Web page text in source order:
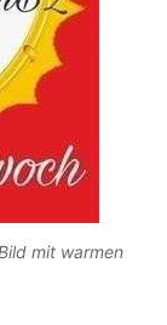
mit warmen